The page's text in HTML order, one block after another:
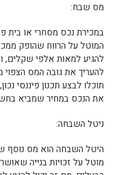
מס שבח:
במכירת נכס מסחרי או בית
המוטל על הרווח שהופק
להגיע למאות אלפי שקלים,
להעריך את גובה המס
תוכלו לבצע תכנון פיננסי
את הנכס במחיר שמביא
ניטל השבחה:
היטל השבחה הוא מס נוסף
מוטל על זכויות בנייה